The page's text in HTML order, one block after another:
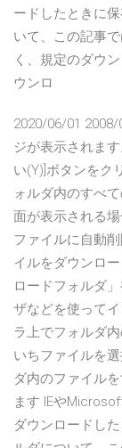
ードしたときに
いて、この記事
く、規定のダウ
ウンロ
2020/06/01
ジが表示されま
い(Y)]ボタンをク
ォルダ内のすべ
面が表示される
ファイルに自動
イルをダウンロ
ロードフォルダ
ザなどを使って
ラ上でフォルダ
いちファイルを
ダ内のファイル
ます IEや
ダウンロードし